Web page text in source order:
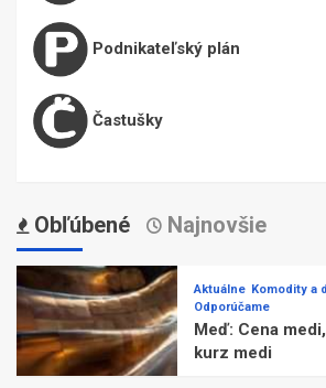
Podnikateľský plán
Častušky
Obľúbené Najnovšie
Aktuálne Komodity a
Odporúčame
Meď: Cena
kurz medi